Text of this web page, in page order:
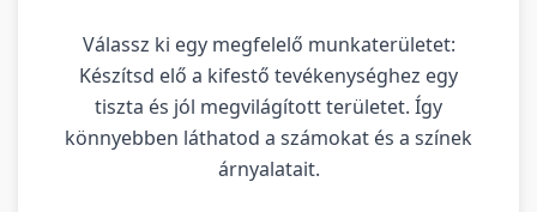
Válassz ki egy megfelelő munkaterületet:
Készítsd elő a kifestő tevékenységhez egy
tiszta és jól megvilágított területet. Így
könnyebben láthatod a számokat és a színek
árnyalatait.